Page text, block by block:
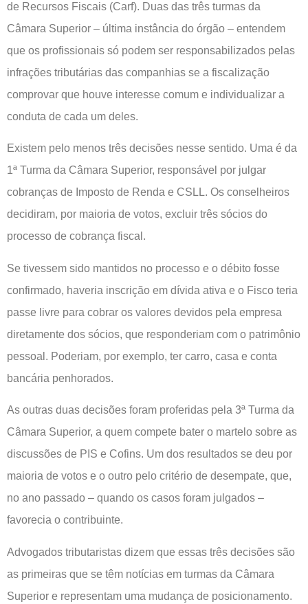
de Recursos Fiscais (Carf). Duas das três turmas da
Câmara Superior – última instância do órgão – entendem
que os profissionais só podem ser responsabilizados pelas
infrações tributárias das companhias se a fiscalização
comprovar que houve interesse comum e individualizar a
conduta de cada um deles.
Existem pelo menos três decisões nesse sentido. Uma é da
1ª Turma da Câmara Superior, responsável por julgar
cobranças de Imposto de Renda e CSLL. Os conselheiros
decidiram, por maioria de votos, excluir três sócios do
processo de cobrança fiscal.
Se tivessem sido mantidos no processo e o débito fosse
confirmado, haveria inscrição em dívida ativa e o Fisco teria
passe livre para cobrar os valores devidos pela empresa
diretamente dos sócios, que responderiam com o patrimônio
pessoal. Poderiam, por exemplo, ter carro, casa e conta
bancária penhorados.
As outras duas decisões foram proferidas pela 3ª Turma da
Câmara Superior, a quem compete bater o martelo sobre as
discussões de PIS e Cofins. Um dos resultados se deu por
maioria de votos e o outro pelo critério de desempate, que,
no ano passado – quando os casos foram julgados –
favorecia o contribuinte.
Advogados tributaristas dizem que essas três decisões são
as primeiras que se têm notícias em turmas da Câmara
Superior e representam uma mudança de posicionamento.